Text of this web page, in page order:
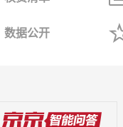
数据公开